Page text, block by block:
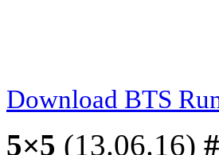
Download BTS
5×5 (13.06.16)